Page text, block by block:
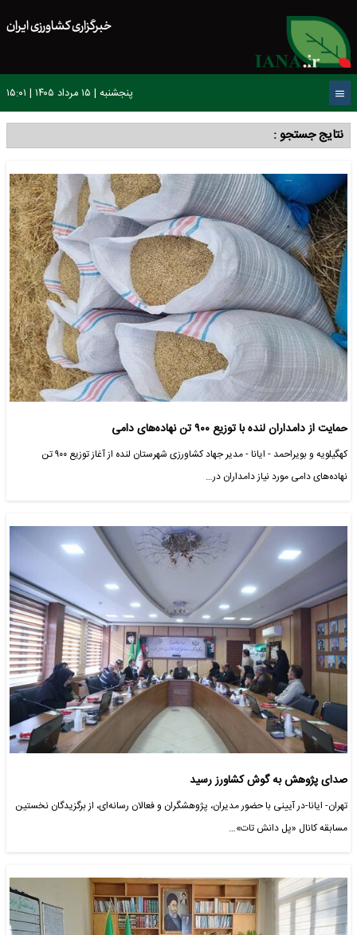
خبرگزاری کشاورزی ایران
پنجشنبه | ۱۵ مرداد ۱۴۰۵ | ۱۵:۰۱
نتایج جستجو :
حمایت از دامداران لنده با توزیع ۹۰۰ تن نهاده‌های دامی
کهگیلویه و بویراحمد - ایانا - مدیر جهاد کشاورزی شهرستان لنده از آغاز توزیع ۹۰۰ تن
نهاده‌های دامی مورد نیاز دامداران در…
صدای پژوهش به گوش کشاورز رسید
تهران- ایانا-در آیینی با حضور مدیران، پژوهشگران و فعالان رسانه‌ای، از برگزیدگان نخستین
مسابقه کانال «پل دانش تات»…